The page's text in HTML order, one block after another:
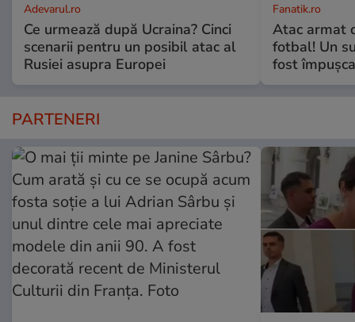
Adevarul.ro
Ce urmează după Ucraina? Cinci
scenarii pentru un posibil atac al
Rusiei asupra Europei
Fanatik.ro
Atac armat
fotbal! Un
fost
PARTENERI